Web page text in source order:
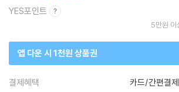
YES포인트
5만원 이
앱 다운 시 1천원 상품권
결제혜택 카드/간편결